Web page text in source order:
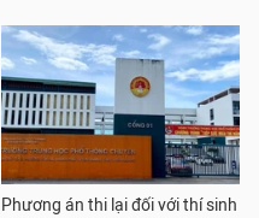
Phương án thi lại đối với thí sinh